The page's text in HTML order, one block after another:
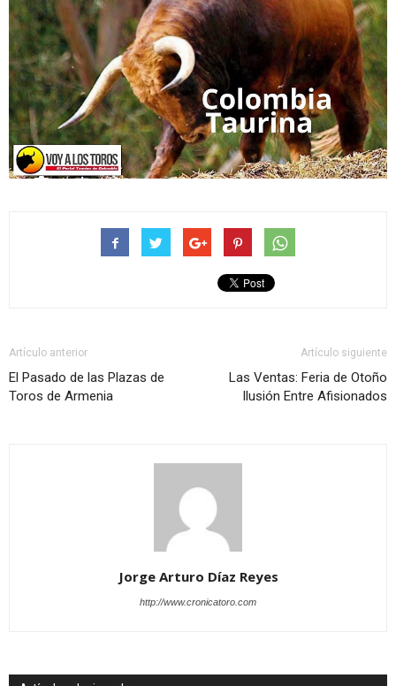
Artículo anterior
El Pasado de las Plazas de
Toros de Armenia
Artículo siguiente
Las Ventas: Feria de Otoño
Ilusión Entre Afisionados
Jorge Arturo Díaz Reyes
http://www.cronicatoro.com